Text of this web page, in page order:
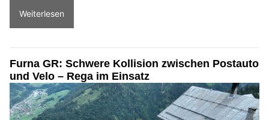
Weiterlesen
Furna GR: Schwere Kollision zwischen Postauto
und Velo – Rega im Einsatz